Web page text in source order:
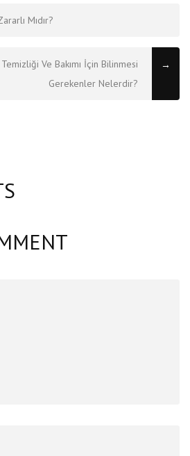
Mıdır?
Ve Bakımı İçin Bilinmesi
Gerekenler Nelerdir?
→